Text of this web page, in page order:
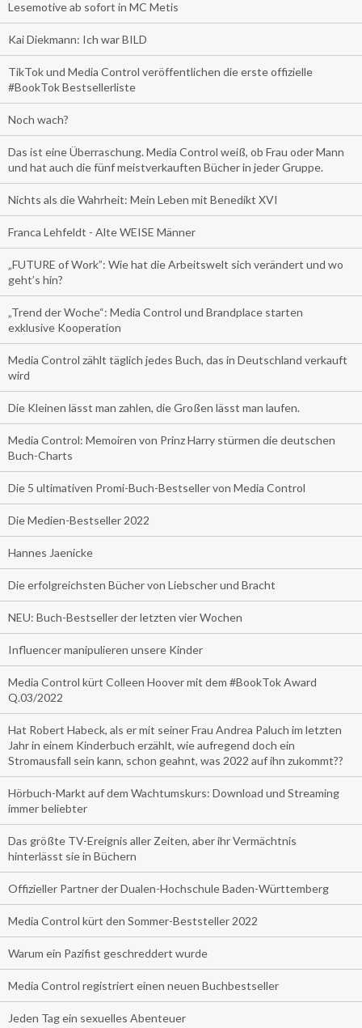
Lesemotive ab sofort in MC Metis
Kai Diekmann: Ich war BILD
TikTok und Media Control veröffentlichen die erste offizielle
#BookTok Bestsellerliste
Noch wach?
Das ist eine Überraschung. Media Control weiß, ob Frau oder Mann
und hat auch die fünf meistverkauften Bücher in jeder Gruppe.
Nichts als die Wahrheit: Mein Leben mit Benedikt XVI
Franca Lehfeldt - Alte WEISE Männer
„FUTURE of Work”: Wie hat die Arbeitswelt sich verändert und wo
geht’s hin?
„Trend der Woche“: Media Control und Brandplace starten
exklusive Kooperation
Media Control zählt täglich jedes Buch, das in Deutschland verkauft
wird
Die Kleinen lässt man zahlen, die Großen lässt man laufen.
Media Control: Memoiren von Prinz Harry stürmen die deutschen
Buch-Charts
Die 5 ultimativen Promi-Buch-Bestseller von Media Control
Die Medien-Bestseller 2022
Hannes Jaenicke
Die erfolgreichsten Bücher von Liebscher und Bracht
NEU: Buch-Bestseller der letzten vier Wochen
Influencer manipulieren unsere Kinder
Media Control kürt Colleen Hoover mit dem #BookTok Award
Q.03/2022
Hat Robert Habeck, als er mit seiner Frau Andrea Paluch im letzten
Jahr in einem Kinderbuch erzählt, wie aufregend doch ein
Stromausfall sein kann, schon geahnt, was 2022 auf ihn zukommt??
Hörbuch-Markt auf dem Wachtumskurs: Download und Streaming
immer beliebter
Das größte TV-Ereignis aller Zeiten, aber ihr Vermächtnis
hinterlässt sie in Büchern
Offizieller Partner der Dualen-Hochschule Baden-Württemberg
Media Control kürt den Sommer-Beststeller 2022
Warum ein Pazifist geschreddert wurde
Media Control registriert einen neuen Buchbestseller
Jeden Tag ein sexuelles Abenteuer